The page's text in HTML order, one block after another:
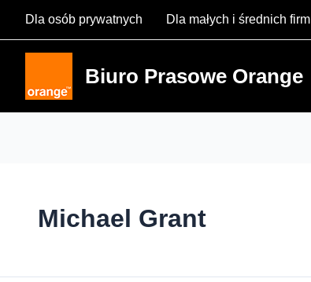
Dla osób prywatnych Dla małych i średnich firm
Biuro Prasowe Orange
Michael Grant